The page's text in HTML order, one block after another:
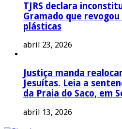
TJRS declara
Gramado que
plásticas
abril 23, 2026
Justiça manda
Jesuítas. Leia a
da Praia do Saco, em
abril 13, 2026